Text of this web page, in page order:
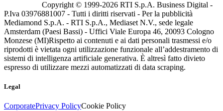
Copyright © 1999-2026 RTI S.p.A. Business Digital -
P.Iva 03976881007 - Tutti i diritti riservati - Per la pubblicità
Mediamond S.p.A. - RTI S.p.A., Mediaset N.V., sede legale
Amsterdam (Paesi Bassi) - Uffici Viale Europa 46, 20093 Cologno
Monzese (MI)Rispetto ai contenuti e ai dati personali trasmessi e/o
riprodotti è vietata ogni utilizzazione funzionale all’addestramento di
sistemi di intelligenza artificiale generativa. È altresì fatto divieto
espresso di utilizzare mezzi automatizzati di data scraping.
Legal
CorporatePrivacy PolicyCookie Policy